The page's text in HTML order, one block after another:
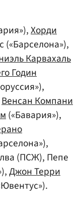
Хорди
(«Барселона»),
Карвахаль
Годин
Венсан Компани
(«Бавария»),
(ПСЖ), Пепе
Джон Терри